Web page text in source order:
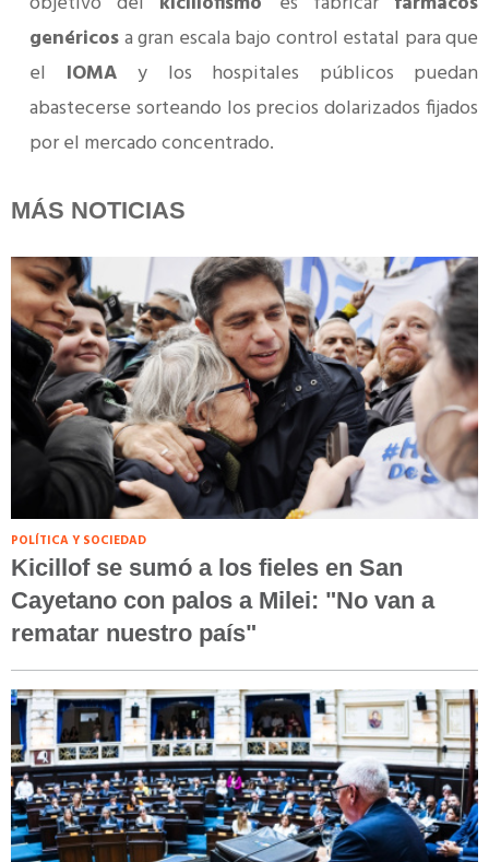
genéricosa gran escala bajo control estatal para que
el IOMAy los hospitales públicos puedan
abastecerse sorteando los precios dolarizados fijados
por el mercado concentrado.
MÁS NOTICIAS
POLÍTICA Y SOCIEDAD
Kicillof se sumó a los fieles en San
Cayetano con palos a Milei: "No van a
rematar nuestro país"